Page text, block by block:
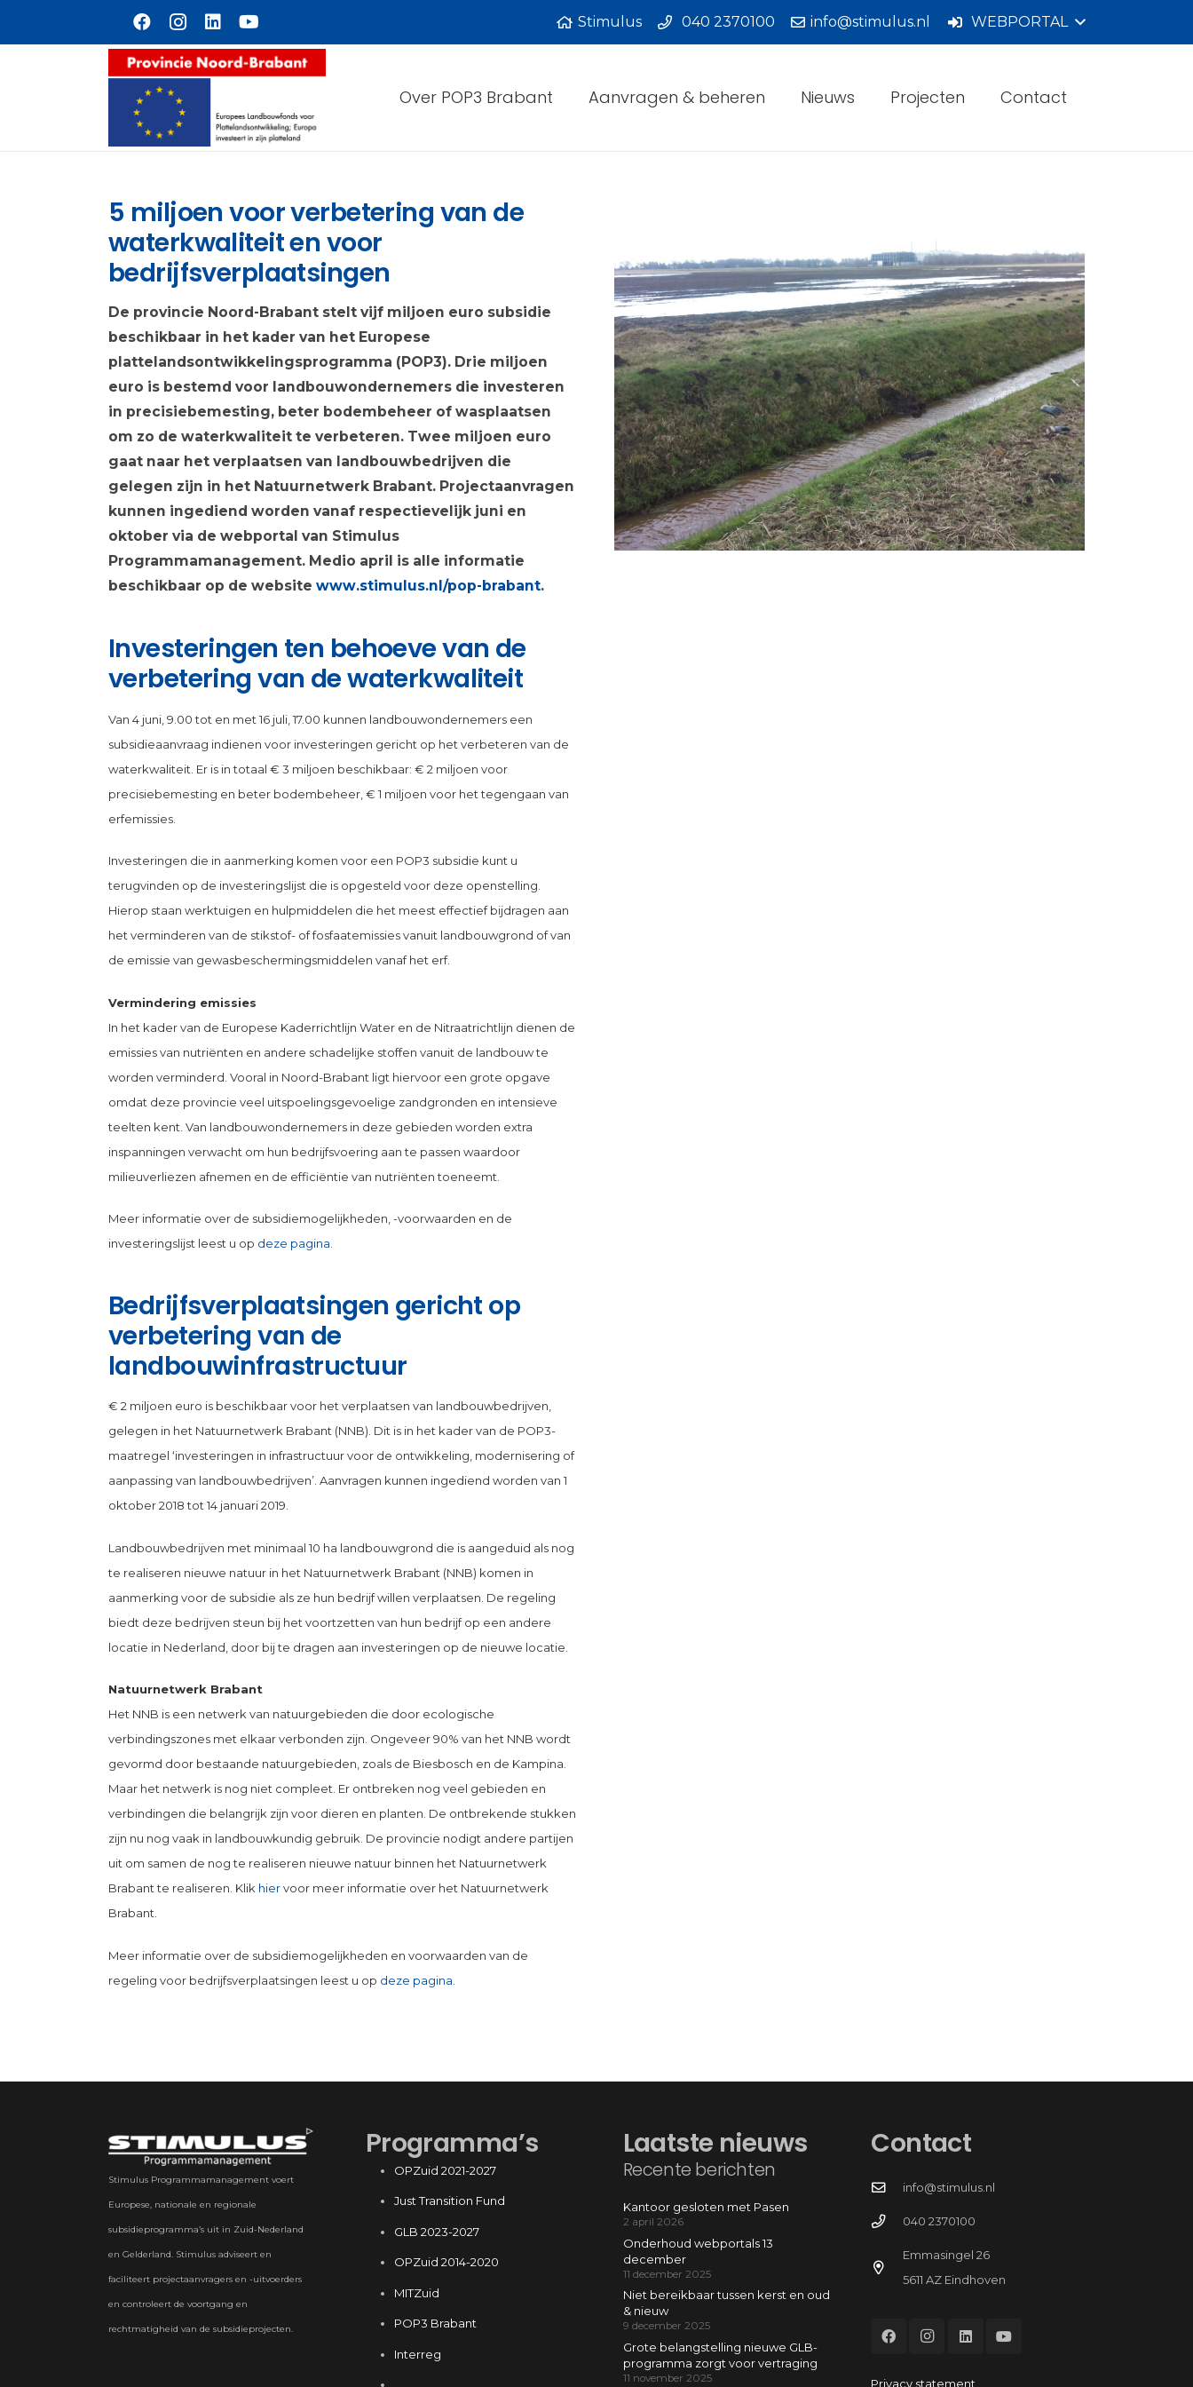
Naar hoofdinhoud
Stimulus 040 2370100 info@stimulus.nl WEBPORTAL
Over POP3 Brabant Aanvragen & beheren Nieuws Projecten Contact
5 miljoen voor verbetering van de
waterkwaliteit en voor
bedrijfsverplaatsingen
De provincie Noord-Brabant stelt vijf miljoen euro subsidie
beschikbaar in het kader van het Europese
plattelandsontwikkelingsprogramma (POP3). Drie miljoen
euro is bestemd voor landbouwondernemers die investeren
in precisiebemesting, beter bodembeheer of wasplaatsen
om zo de waterkwaliteit te verbeteren. Twee miljoen euro
gaat naar het verplaatsen van landbouwbedrijven die
gelegen zijn in het Natuurnetwerk Brabant. Projectaanvragen
kunnen ingediend worden vanaf respectievelijk juni en
oktober via de webportal van Stimulus
Programmamanagement. Medio april is alle informatie
beschikbaar op de website www.stimulus.nl/pop-brabant.
Investeringen ten behoeve van de
verbetering van de waterkwaliteit
Van 4 juni, 9.00 tot en met 16 juli, 17.00 kunnen landbouwondernemers een
subsidieaanvraag indienen voor investeringen gericht op het verbeteren van de
waterkwaliteit. Er is in totaal € 3 miljoen beschikbaar: € 2 miljoen voor
precisiebemesting en beter bodembeheer, € 1 miljoen voor het tegengaan van
erfemissies.
Investeringen die in aanmerking komen voor een POP3 subsidie kunt u
terugvinden op de investeringslijst die is opgesteld voor deze openstelling.
Hierop staan werktuigen en hulpmiddelen die het meest effectief bijdragen aan
het verminderen van de stikstof- of fosfaatemissies vanuit landbouwgrond of van
de emissie van gewasbeschermingsmiddelen vanaf het erf.
Vermindering emissies
In het kader van de Europese Kaderrichtlijn Water en de Nitraatrichtlijn dienen de
emissies van nutriënten en andere schadelijke stoffen vanuit de landbouw te
worden verminderd. Vooral in Noord-Brabant ligt hiervoor een grote opgave
omdat deze provincie veel uitspoelingsgevoelige zandgronden en intensieve
teelten kent. Van landbouwondernemers in deze gebieden worden extra
inspanningen verwacht om hun bedrijfsvoering aan te passen waardoor
milieuverliezen afnemen en de efficiëntie van nutriënten toeneemt.
Meer informatie over de subsidiemogelijkheden, -voorwaarden en de
investeringslijst leest u op deze pagina
Bedrijfsverplaatsingen gericht op
verbetering van de
landbouwinfrastructuur
€ 2 miljoen euro is beschikbaar voor het verplaatsen van landbouwbedrijven,
gelegen in het Natuurnetwerk Brabant (NNB). Dit is in het kader van de POP3-
maatregel ‘investeringen in infrastructuur voor de ontwikkeling, modernisering of
aanpassing van landbouwbedrijven’. Aanvragen kunnen ingediend worden van 1
oktober 2018 tot 14 januari 2019.
Landbouwbedrijven met minimaal 10 ha landbouwgrond die is aangeduid als nog
te realiseren nieuwe natuur in het Natuurnetwerk Brabant (NNB) komen in
aanmerking voor de subsidie als ze hun bedrijf willen verplaatsen. De regeling
biedt deze bedrijven steun bij het voortzetten van hun bedrijf op een andere
locatie in Nederland, door bij te dragen aan investeringen op de nieuwe locatie.
Natuurnetwerk Brabant
Het NNB is een netwerk van natuurgebieden die door ecologische
verbindingszones met elkaar verbonden zijn. Ongeveer 90% van het NNB wordt
gevormd door bestaande natuurgebieden, zoals de Biesbosch en de Kampina.
Maar het netwerk is nog niet compleet. Er ontbreken nog veel gebieden en
verbindingen die belangrijk zijn voor dieren en planten. De ontbrekende stukken
zijn nu nog vaak in landbouwkundig gebruik. De provincie nodigt andere partijen
uit om samen de nog te realiseren nieuwe natuur binnen het Natuurnetwerk
Brabant te realiseren. Klik hiervoor meer informatie over het Natuurnetwerk
Brabant.
Meer informatie over de subsidiemogelijkheden en voorwaarden van de
regeling voor bedrijfsverplaatsingen leest u op deze pagina
Stimulus Programmamanagement voert
Europese, nationale en regionale
subsidieprogramma’s uit in Zuid-Nederland
en Gelderland. Stimulus adviseert en
faciliteert projectaanvragers en -uitvoerders
en controleert de voortgang en
rechtmatigheid van de subsidieprojecten.
Programma’s
OPZuid 2021-2027
Just Transition Fund
GLB 2023-2027
OPZuid 2014-2020
MITZuid
POP3 Brabant
Interreg
Laatste nieuws
Recente berichten
Kantoor gesloten met Pasen
2 april 2026
Onderhoud webportals 13
december
11 december 2025
Niet bereikbaar tussen kerst en oud
& nieuw
9 december 2025
Grote belangstelling nieuwe GLB-
programma zorgt voor vertraging
11 november 2025
Contact
info@stimulus.nl
040 2370100
Emmasingel 26
5611 AZ Eindhoven
Privacy statement